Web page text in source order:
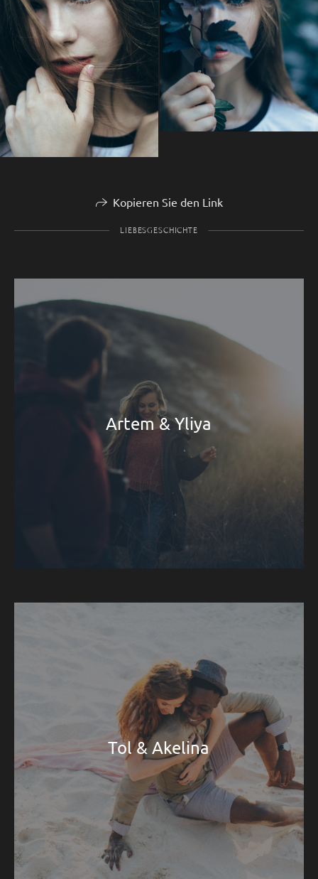
Kopieren Sie den Link
LIEBESGESCHICHTE
Artem & Yliya
Tol & Akelina